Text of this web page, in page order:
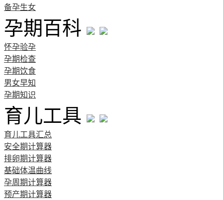
备孕生女
孕期百科
怀孕验孕
孕期检查
孕期饮食
男女早知
孕期知识
育儿工具
育儿工具汇总
安全期计算器
排卵期计算器
基础体温曲线
孕周期计算器
预产期计算器